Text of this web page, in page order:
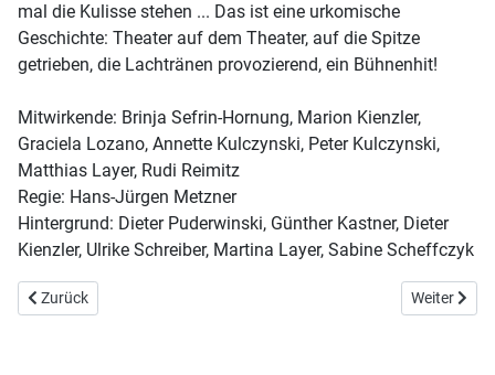
mal die Kulisse stehen ... Das ist eine urkomische
Geschichte: Theater auf dem Theater, auf die Spitze
getrieben, die Lachtränen provozierend, ein Bühnenhit!
Mitwirkende: Brinja Sefrin-Hornung, Marion Kienzler,
Graciela Lozano, Annette Kulczynski, Peter Kulczynski,
Matthias Layer, Rudi Reimitz
Regie: Hans-Jürgen Metzner
Hintergrund: Dieter Puderwinski, Günther Kastner, Dieter
Kienzler, Ulrike Schreiber, Martina Layer, Sabine Scheffczyk
Previous article: Tranquilla Trampeltreu
Zurück Next
Weiter